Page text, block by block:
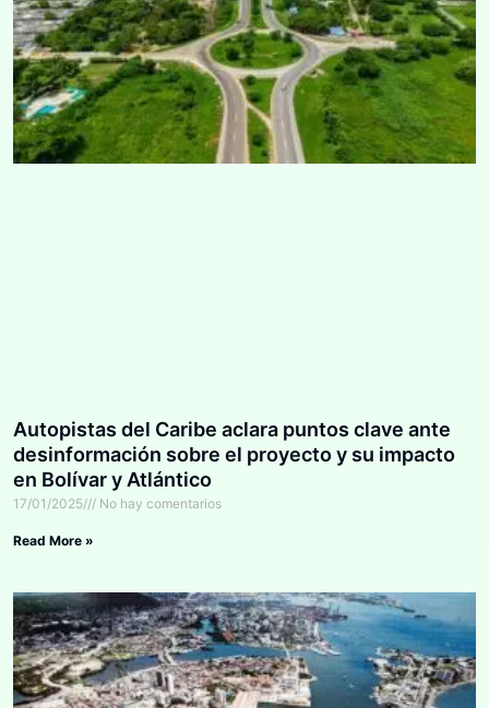
Autopistas del Caribe aclara puntos clave ante
desinformación sobre el proyecto y su impacto
en Bolívar y Atlántico
17/01/2025 No hay comentarios
Read More »